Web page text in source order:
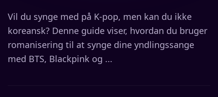
Vil du synge med på K-pop, men kan du ikke
koreansk? Denne guide viser, hvordan du bruger
romanisering til at synge dine yndlingssange
med BTS, Blackpink og ...